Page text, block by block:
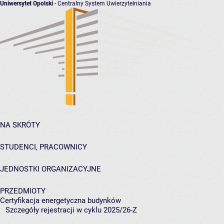
Uniwersytet Opolski - Centralny System Uwierzytelniania
NA SKRÓTY
STUDENCI, PRACOWNICY
JEDNOSTKI ORGANIZACYJNE
PRZEDMIOTY
Certyfikacja energetyczna budynków
Szczegóły rejestracji w cyklu 2025/26-Z